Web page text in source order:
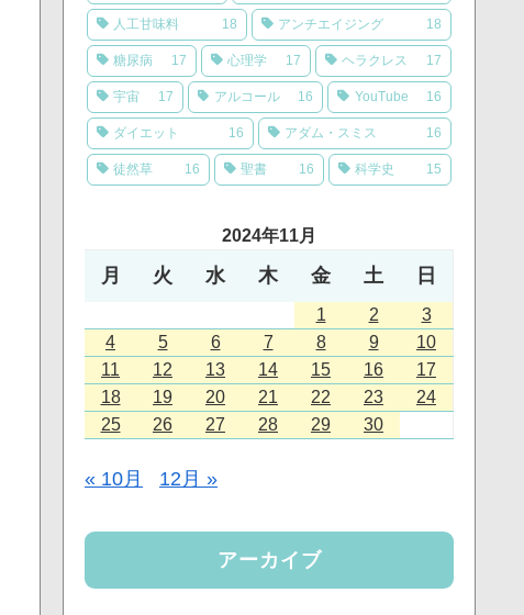
人工甘味料 18 アンチエイジング 18
糖尿病 17 心理学 17 ヘラクレス 17
宇宙 17 アルコール 16 YouTube 16
ダイエット 16 アダム・スミス 16
徒然草 16 聖書 16 科学史 15
2024年11月
月 火 水 木 金 土 日
1 2
3
4
5 6 7 8 9
10
11
12 13 14 15 16
17
18
19 20 21 22 23
24
25
26 27 28 29 30
« 10月 12月 »
アーカイブ